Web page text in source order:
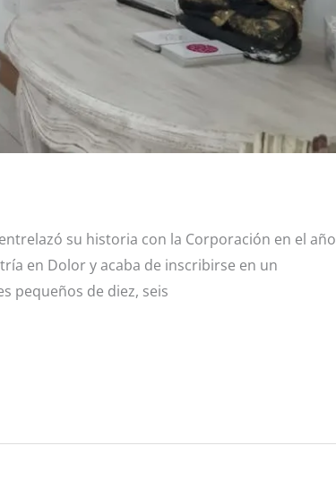
su historia con la Corporación en el año
en Dolor y acaba de inscribirse en un
pequeños de diez, seis